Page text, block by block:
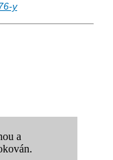
y